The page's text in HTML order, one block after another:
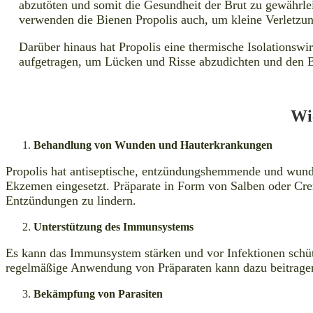
abzutöten und somit die Gesundheit der Brut zu
verwenden die Bienen Propolis auch, um kleine
Darüber hinaus hat Propolis eine thermische
aufgetragen, um Lücken und Risse abzudichten und
Behandlung von Wunden und Hauterkrankungen
Propolis hat antiseptische, entzündungshemmende und
Ekzemen eingesetzt. Präparate in Form von Salben oder
Entzündungen zu lindern.
Unterstützung des Immunsystems
Es kann das Immunsystem stärken und vor Infektionen
regelmäßige Anwendung von Präparaten kann dazu
Bekämpfung von Parasiten